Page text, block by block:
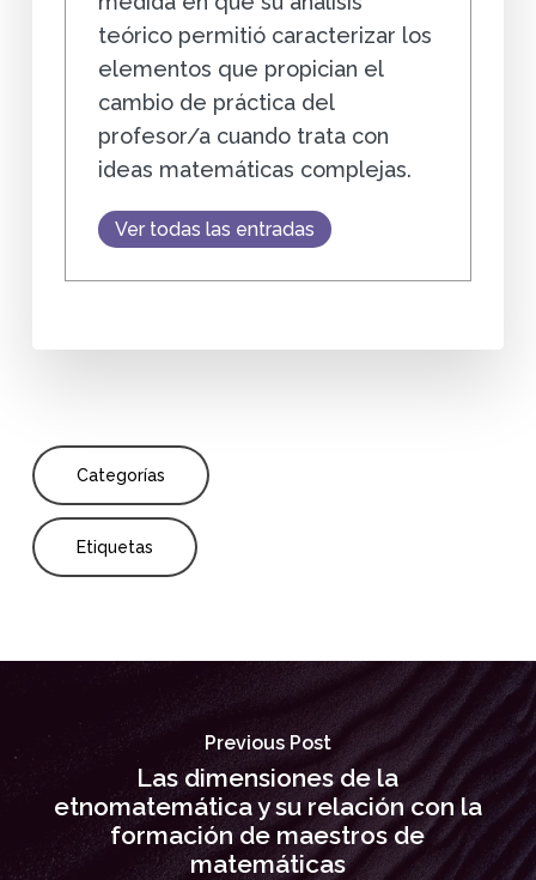
teórico permitió caracterizar los
elementos que propician el
cambio de práctica del
profesor/a cuando trata con
ideas matemáticas complejas.
Ver todas las entradas
Categorías
Etiquetas
Previous Post
Las dimensiones de la
etnomatemática y su relación con la
formación de maestros de
matemáticas